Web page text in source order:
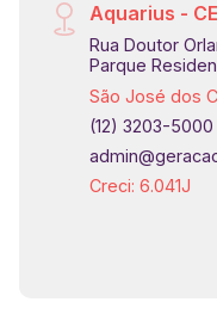
Aquarius -
Rua Doutor
Parque
São José dos
(12) 3203-5000
Creci: 6.041J